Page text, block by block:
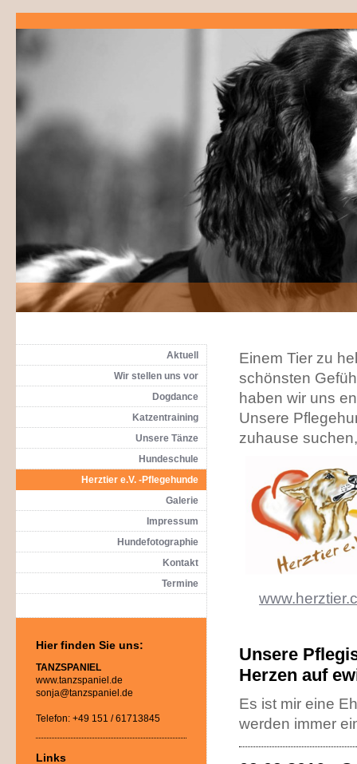
Einem Tier zu
schönsten
haben wir uns
Unsere
zuhause
Unsere
Herzen auf
Es ist mir eine
werden immer
Aktuell
Wir stellen uns vor
Dogdance
Katzentraining
Unsere Tänze
Hundeschule
Herztier e.V. -Pflegehunde
Galerie
Impressum
Hundefotographie
Kontakt
Termine
Hier finden Sie uns:
TANZSPANIEL
www.tanzspaniel.de
sonja@tanzspaniel.de
Telefon: +49 151 / 61713845
Links